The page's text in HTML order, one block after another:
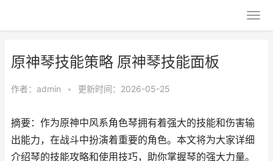
原神琴技能策略 原神琴技能面板
作者： admin • 更新时间：2026-05-25
摘要：作为原神中风系角色琴拥有着强大的技能和伤害输
出能力，在战斗中扮演着重要的角色。本文将为大家详细
介绍琴的技能攻略和使用技巧，助你掌握琴的强大力量。